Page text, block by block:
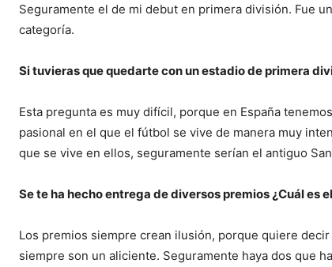
Seguramente el de mi debut en primera división. Fue
categoría.
Si tuvieras que quedarte con un estadio de primera
Esta pregunta es muy difícil, porque en España
pasional en el que el fútbol se vive de manera muy
que se vive en ellos, seguramente serían el antiguo
Se te ha hecho entrega de diversos premios ¿Cuál es
Los premios siempre crean ilusión, porque quiere
siempre son un aliciente. Seguramente haya dos que